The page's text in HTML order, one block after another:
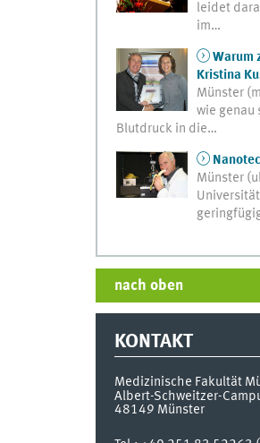
leidet
im…
Warum
Kristina
Münster
wie genau
Blutdruck in die…
Münster
nach oben
KONTAKT
Medizinische Fakultät
Albert-Schweitzer-
48149 Münster